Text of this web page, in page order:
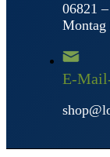
06821
Montag
E-